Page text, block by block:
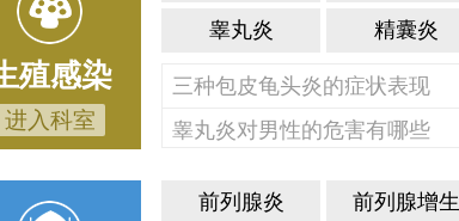
殖感染
进入科室
睾丸炎 精囊炎
三种包皮龟头炎的症状表现
睾丸炎对男性的危害有哪些
前列腺炎 前列腺增生